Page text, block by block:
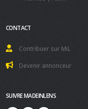
CONTACT
Contribuer sur MiL
Devenir annonceur
SUIVRE MADEINLENS